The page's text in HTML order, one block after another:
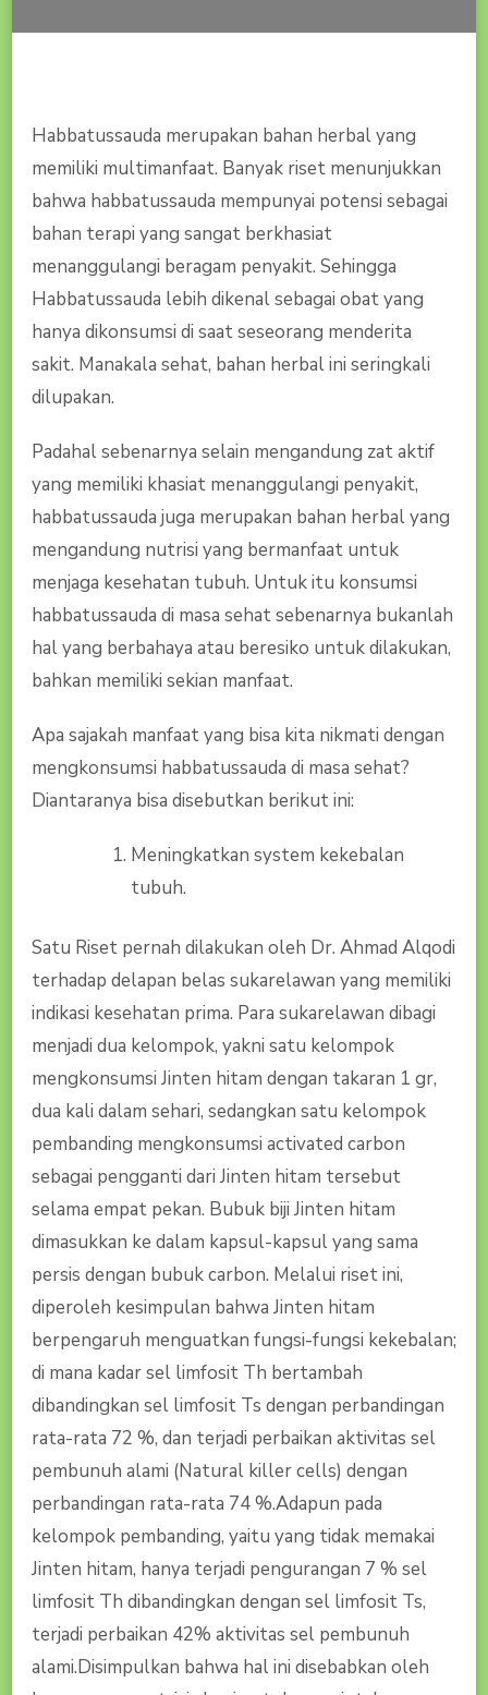
Habbatussauda merupakan bahan herbal yang
memiliki multimanfaat. Banyak riset menunjukkan
bahwa habbatussauda mempunyai potensi sebagai
bahan terapi yang sangat berkhasiat
menanggulangi beragam penyakit. Sehingga
Habbatussauda lebih dikenal sebagai obat yang
hanya dikonsumsi di saat seseorang menderita
sakit. Manakala sehat, bahan herbal ini seringkali
dilupakan.
Padahal sebenarnya selain mengandung zat aktif
yang memiliki khasiat menanggulangi penyakit,
habbatussauda juga merupakan bahan herbal yang
mengandung nutrisi yang bermanfaat untuk
menjaga kesehatan tubuh. Untuk itu konsumsi
habbatussauda di masa sehat sebenarnya bukanlah
hal yang berbahaya atau beresiko untuk dilakukan,
bahkan memiliki sekian manfaat.
Apa sajakah manfaat yang bisa kita nikmati dengan
mengkonsumsi habbatussauda di masa sehat?
Diantaranya bisa disebutkan berikut ini:
Meningkatkan system kekebalan
tubuh.
Satu Riset pernah dilakukan oleh Dr. Ahmad Alqodi
terhadap delapan belas sukarelawan yang memiliki
indikasi kesehatan prima. Para sukarelawan dibagi
menjadi dua kelompok, yakni satu kelompok
mengkonsumsi Jinten hitam dengan takaran 1 gr,
dua kali dalam sehari, sedangkan satu kelompok
pembanding mengkonsumsi activated carbon
sebagai pengganti dari Jinten hitam tersebut
selama empat pekan. Bubuk biji Jinten hitam
dimasukkan ke dalam kapsul-kapsul yang sama
persis dengan bubuk carbon. Melalui riset ini,
diperoleh kesimpulan bahwa Jinten hitam
berpengaruh menguatkan fungsi-fungsi kekebalan;
di mana kadar sel limfosit Th bertambah
dibandingkan sel limfosit Ts dengan perbandingan
rata-rata 72 %, dan terjadi perbaikan aktivitas sel
pembunuh alami (Natural killer cells) dengan
perbandingan rata-rata 74 %.Adapun pada
kelompok pembanding, yaitu yang tidak memakai
Jinten hitam, hanya terjadi pengurangan 7 % sel
limfosit Th dibandingkan dengan sel limfosit Ts,
terjadi perbaikan 42% aktivitas sel pembunuh
alami.Disimpulkan bahwa hal ini disebabkan oleh